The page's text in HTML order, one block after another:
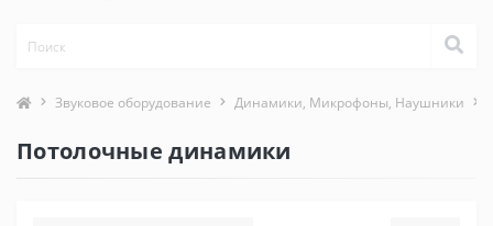
Звуковое оборудование Динамики, Микрофоны, Наушники
Потолочные динамики